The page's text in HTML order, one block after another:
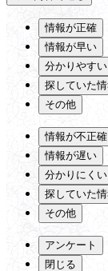
情報が正確
情報が早い
分かりやすい
探していた
その他
情報が不正確
情報が遅い
分かりにくい
探していた
その他
アンケート
閉じる